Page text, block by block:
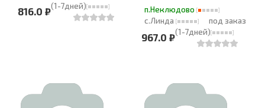
(1-7дней)
816.0 ₽
п.Неклюдово
с.Линда
под заказ
(1-7дней)
967.0 ₽